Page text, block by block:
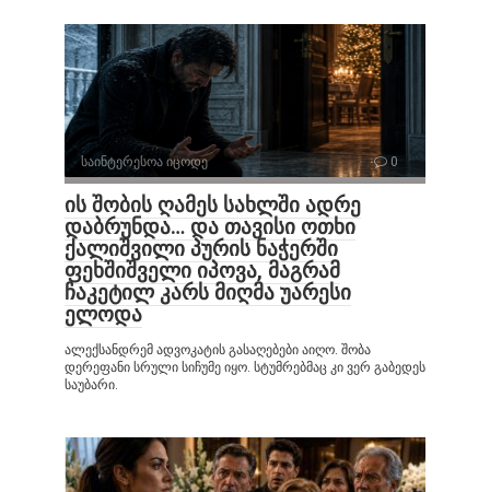
საინტერესოა იცოდე 0
ის შობის ღამეს სახლში ადრე
დაბრუნდა… და თავისი ოთხი
ქალიშვილი პურის ნაჭერში
ფეხშიშველი იპოვა, მაგრამ
ჩაკეტილ კარს მიღმა უარესი
ელოდა
ალექსანდრემ ადვოკატის გასაღებები აიღო. შობა
დერეფანი სრული სიჩუმე იყო. სტუმრებმაც კი ვერ გაბედეს
საუბარი.